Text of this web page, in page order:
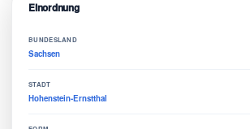
Einordnung
BUNDESLAND
Sachsen
STADT
Hohenstein-Ernstthal